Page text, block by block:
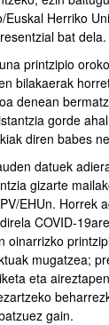
Euskal Herriko
bat dela.
printzipio
bilakaerak
denean
gorde
diren babes
datuek
gizarte
EHUn. Horrek
COVID-
oinarrizko
mugatzea;
eta
gain.